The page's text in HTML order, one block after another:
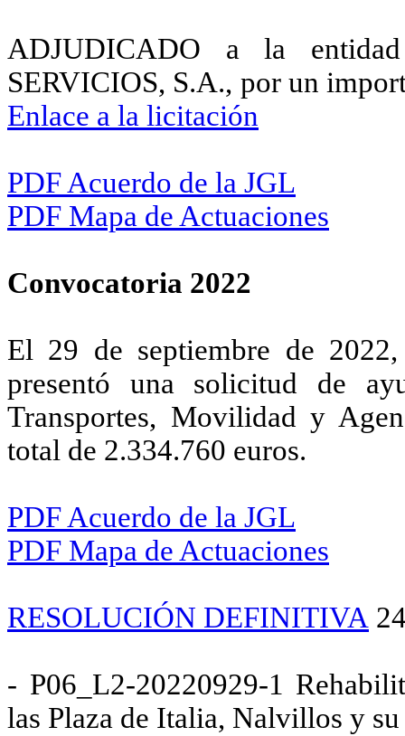
ADJUDICADO a la
SERVICIOS, S.A., por un
Enlace a la licitación
PDF Acuerdo de la JGL
PDF Mapa de Actuaciones
Convocatoria 2022
El 29 de septiembre de
presentó una solicitud de
Transportes, Movilidad y
total de 2.334.760 euros.
PDF Acuerdo de la JGL
PDF Mapa de Actuaciones
RESOLUCIÓN DEFINITIVA
- P06_L2-20220929-1
las Plaza de Italia, Nalvillos y